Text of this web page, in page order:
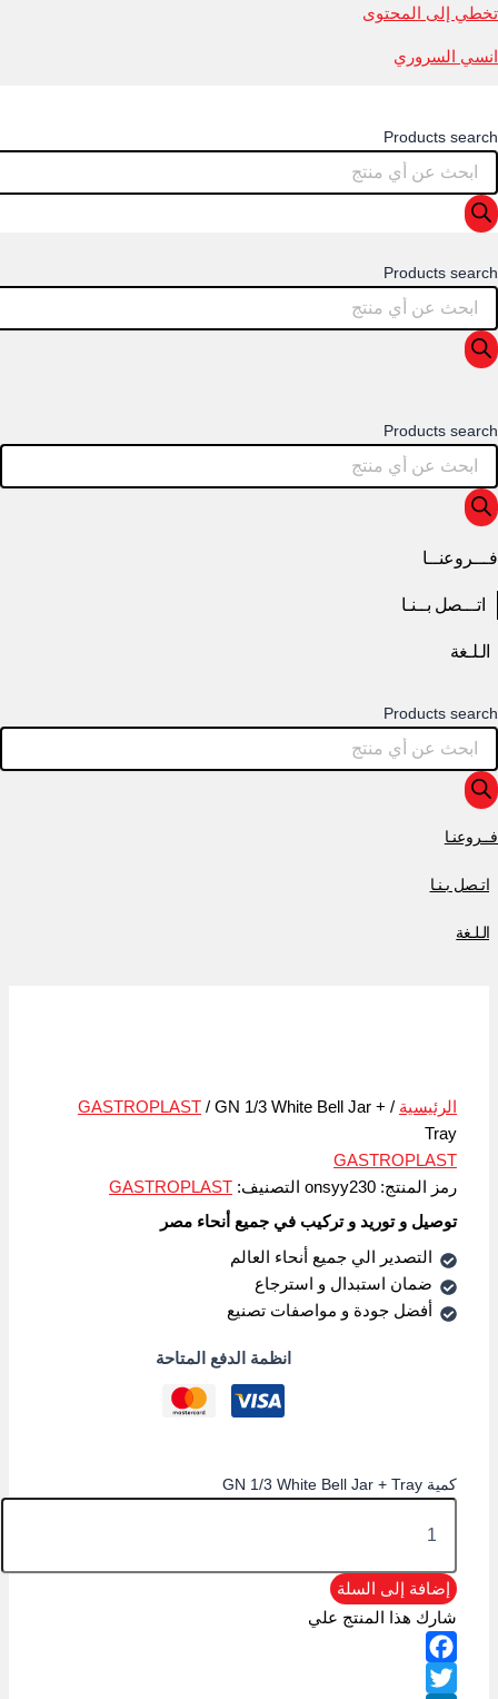
تخطي إلى المحتوى
انسي السروري
Products search
Products search
Products search
فـــروعنــا
اتـــصل بــنـا
الـلـغة
Products search
فــروعنـا
اتـصل بـنـا
الـلـغة
الرئيسية /
GASTROPLAST/ GN 1/3 White Bell Jar +
Tray
GASTROPLAST
رمز المنتج:onsyy230 التصنيف:GASTROPLAST
توصيل و توريد و تركيب في جميع أنحاء مصر
التصدير الي جميع أنحاء العالم
ضمان استبدال و استرجاع
أفضل جودة و مواصفات تصنيع
انظمة الدفع المتاحة
كمية GN 1/3 White Bell Jar + Tray
إضافة إلى السلة
شارك هذا المنتج علي
Facebook